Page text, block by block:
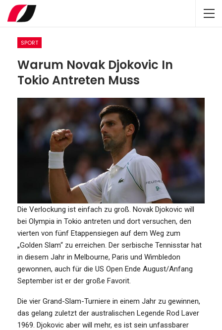
SPORT
Warum Novak Djokovic In
Tokio Antreten Muss
Die Verlockung ist einfach zu groß. Novak Djokovic will
bei Olympia in Tokio antreten und dort versuchen, den
vierten von fünf Etappensiegen auf dem Weg zum
„Golden Slam“ zu erreichen. Der serbische Tennisstar hat
in diesem Jahr in Melbourne, Paris und Wimbledon
gewonnen, auch für die US Open Ende August/Anfang
September ist er der große Favorit.
Die vier Grand-Slam-Turniere in einem Jahr zu gewinnen,
das gelang zuletzt der australischen Legende Rod Laver
1969. Djokovic aber will mehr, es ist sein unfassbarer